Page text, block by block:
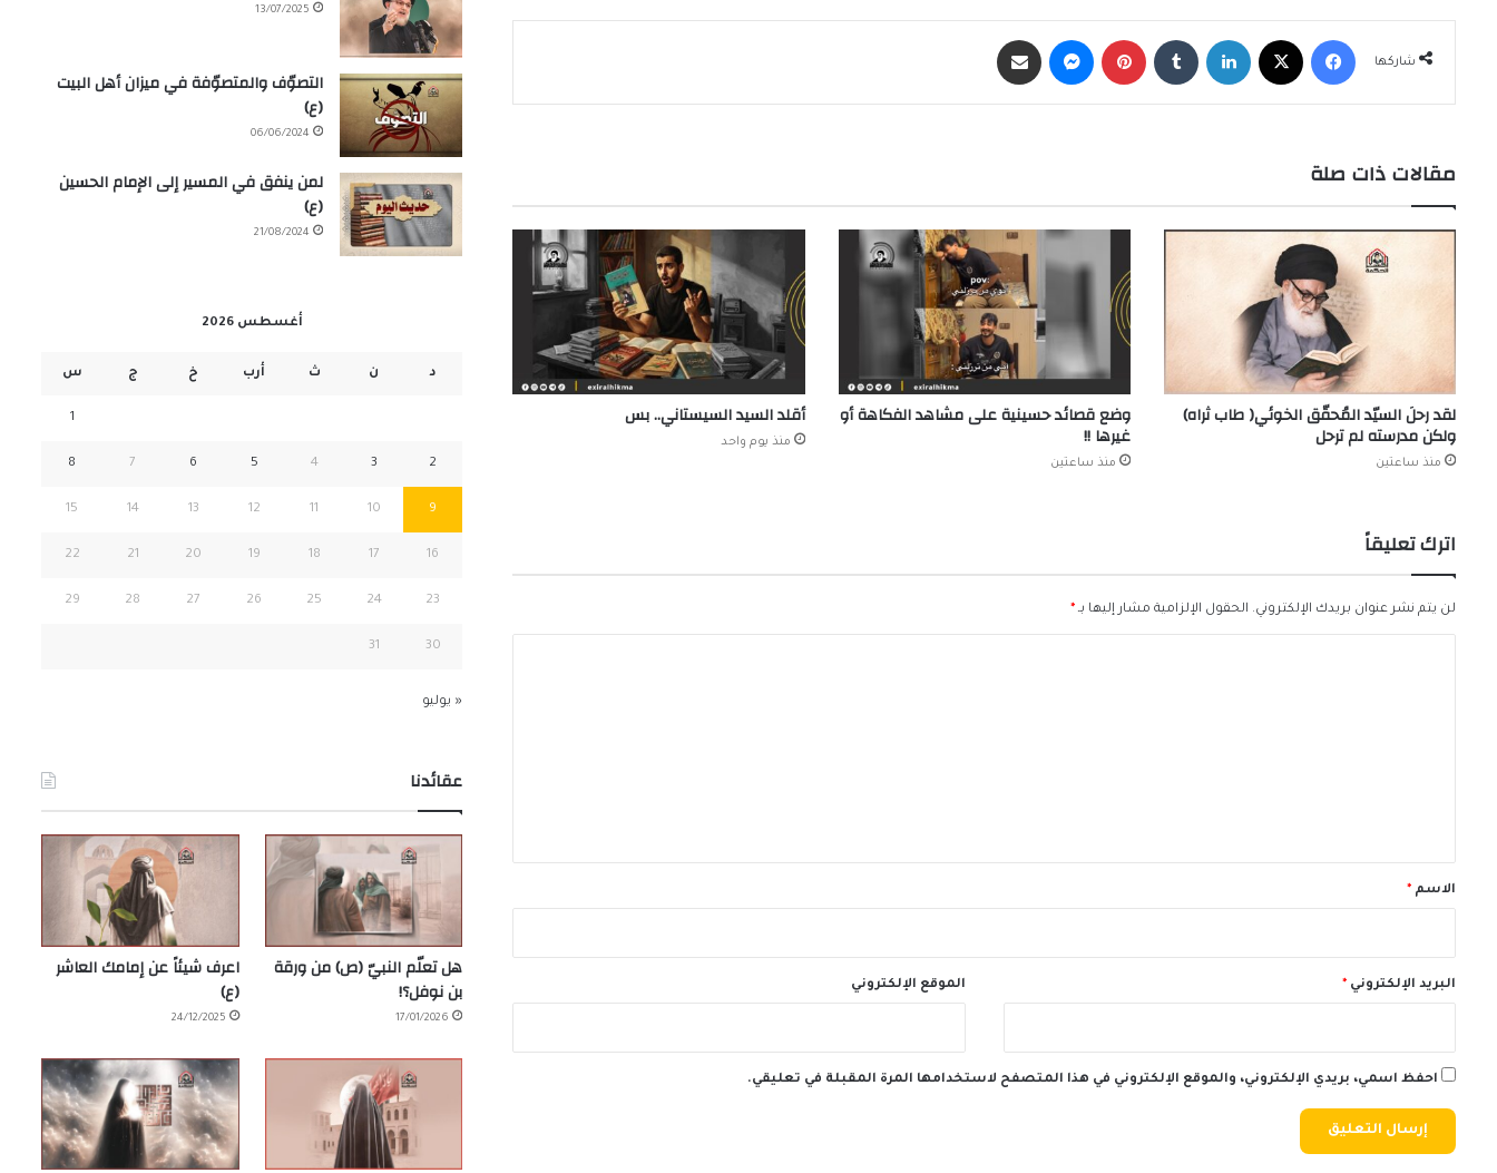
شاركها
مقالات ذات صلة
لقد رحلَ السيّد المُحقّق الخوئي( طاب ثراه)
ولكن مدرسته لم ترحل
منذ ساعتين
وضع قصائد حسينية على مشاهد الفكاهة أو
غيرها !!
منذ ساعتين
أقلد السيد السيستاني.. بس
منذ يوم واحد
اترك تعليقاً
لن يتم نشر عنوان بريدك الإلكتروني. الحقول الإلزامية مشار إليها بـ *
*الاسم *
البريد الإلكتروني * الموقع الإلكتروني
احفظ اسمي، بريدي الإلكتروني، والموقع الإلكتروني في هذا المتصفح لاستخدامها المرة المقبلة في تعليقي.
13/07/2025
التصوّف والمتصوّفة في ميزان أهل البيت
(ع)
06/06/2024
لمن ينفق في المسير إلى الإمام الحسين
(ع)
21/08/2024
أغسطس 2026
د ن ث أرب خ ج س
1
2
3
4
5
6
7
8
9
10
11
12
13
14
15
16
17
18
19
20
21
22
23
24
25
26
27
28
29
30
31
« يوليو
عقائدنا
هل تعلّم النبيّ (ص) من ورقة
بن نوفل؟!
17/01/2026
اعرف شيئاً عن إمامك العاشر
(ع)
24/12/2025